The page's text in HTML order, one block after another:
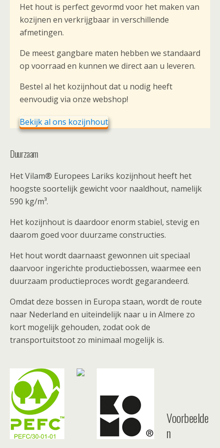
Het hout is perfect gevormd voor het maken van
kozijnen en verkrijgbaar in verschillende
afmetingen.
De meest gangbare maten hebben we standaard
op voorraad en kunnen we direct aan u leveren.
Bestel al het kozijnhout dat u nodig heeft
eenvoudig via onze webshop!
Bekijk al ons kozijnhout
Duurzaam
Het Vilam® Europees Lariks kozijnhout heeft het
hoogste soortelijk gewicht voor naaldhout, namelijk
590 kg/m³.
Het kozijnhout is daardoor enorm stabiel, stevig en
daarom goed voor duurzame constructies.
Het hout wordt daarnaast gewonnen uit speciaal
daarvoor ingerichte productiebossen, waarmee een
duurzaam productieproces wordt gegarandeerd.
Omdat deze bossen in Europa staan, wordt de route
naar Nederland en uiteindelijk naar u in Almere zo
kort mogelijk gehouden, zodat ook de
transportuitstoot zo minimaal mogelijk is.
Voorbeelde
n